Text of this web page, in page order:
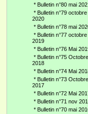
* Bulletin n°80 mai
* Bulletin n°79 octobre
2020
* Bulletin n°78 mai
* Bulletin n°77 octobre
2019
* Bulletin n°76 Mai
* Bulletin n°75 Octobre
2018
* Bulletin n°74 Mai
* Bulletin n°73 Octobre
2017
* Bulletin n°72 Mai
* Bulletin n°71 nov
* Bulletin n°70 mai